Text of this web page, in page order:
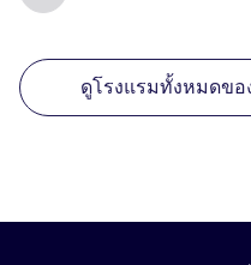
ดูโรงแรมทั้งหมดขอ